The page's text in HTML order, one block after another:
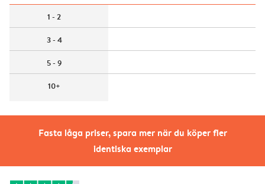
Fasta låga priser, spara mer när du köper fler
identiska exemplar
1 - 2
3 - 4
5 - 9
10+